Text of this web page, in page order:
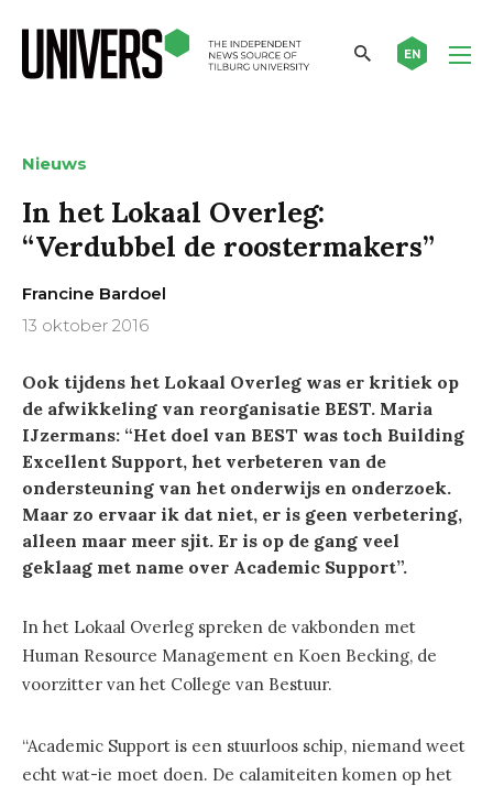
EN
Nieuws
In het Lokaal Overleg:
“Verdubbel de roostermakers”
Francine Bardoel
13 oktober 2016
Ook tijdens het Lokaal Overleg was er kritiek op
de afwikkeling van reorganisatie BEST. Maria
IJzermans: “Het doel van BEST was toch Building
Excellent Support, het verbeteren van de
ondersteuning van het onderwijs en onderzoek.
Maar zo ervaar ik dat niet, er is geen verbetering,
alleen maar meer sjit. Er is op de gang veel
geklaag met name over Academic Support”.
In het Lokaal Overleg spreken de vakbonden met
Human Resource Management en Koen Becking, de
voorzitter van het College van Bestuur.
“Academic Support is een stuurloos schip, niemand weet
echt wat-ie moet doen. De calamiteiten komen op het